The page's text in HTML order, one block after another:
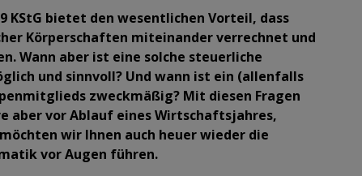
KStG bietet den wesentlichen Vorteil, dass
Körperschaften miteinander verrechnet und
Wann aber ist eine solche steuerliche
und sinnvoll? Und wann ist ein (allenfalls
zweckmäßig? Mit diesen Fragen
aber vor Ablauf eines Wirtschaftsjahres,
wir Ihnen auch heuer wieder die
vor Augen führen.